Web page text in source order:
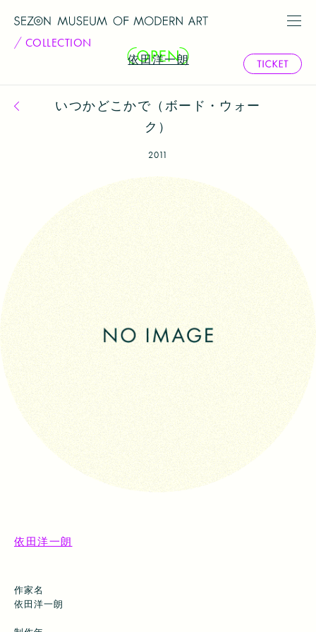
COLLECTION
依田洋一朗
コレクション一覧へ戻る
いつかどこかで（ボード・ウォー
ク）
2011
依田洋一朗
作家名
依田洋一朗